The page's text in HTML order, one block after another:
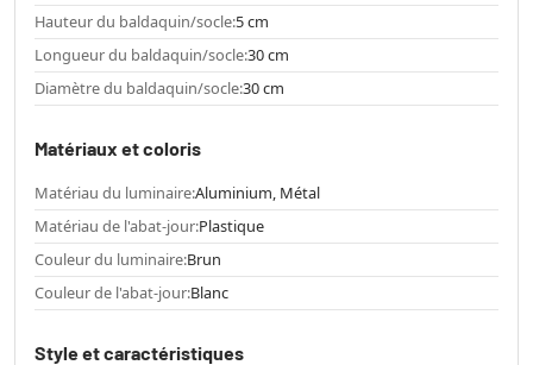
Hauteur du baldaquin/socle:5 cm
Longueur du baldaquin/socle:30 cm
Diamètre du baldaquin/socle:30 cm
Matériaux et coloris
Matériau du luminaire:Aluminium, Métal
Matériau de l'abat-jour:Plastique
Couleur du luminaire:Brun
Couleur de l'abat-jour:Blanc
Style et caractéristiques